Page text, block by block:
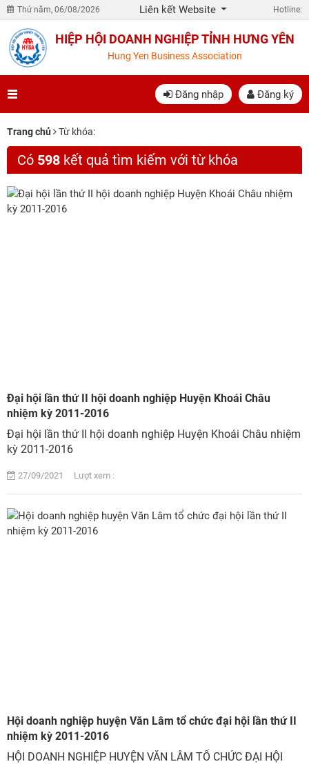
Thứ năm, 06/08/2026 Liên kết Website Hotline:
HIỆP HỘI DOANH NGHIỆP TỈNH HƯNG YÊN
Hung Yen Business Association
Đăng nhập Đăng ký
Trang chủ Từ khóa:
Có 598 kết quả tìm kiếm với từ khóa
Đại hội lần thứ II hội doanh nghiệp Huyện Khoái Châu
nhiệm kỳ 2011-2016
Đại hội lần thứ II hội doanh nghiệp Huyện Khoái Châu nhiệm
kỳ 2011-2016
27/09/2021 Lượt xem :
Hội doanh nghiệp huyện Văn Lâm tổ chức đại hội lần thứ II
nhiệm kỳ 2011-2016
HỘI DOANH NGHIỆP HUYỆN VĂN LÂM TỔ CHỨC ĐẠI HỘI